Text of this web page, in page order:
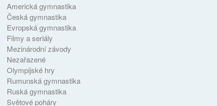
Americká gymnastika
Česká gymnastika
Evropská gymnastika
Filmy a seriály
Mezinárodní závody
Nezařazené
Olympijské hry
Rumunská gymnastika
Ruská gymnastika
Světové poháry